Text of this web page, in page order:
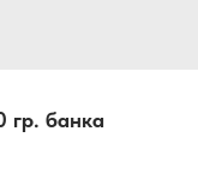
гр. банка